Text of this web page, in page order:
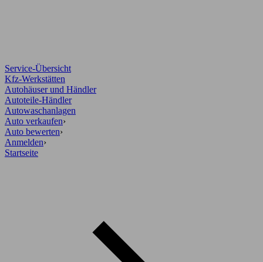
Service-Übersicht
Kfz-Werkstätten
Autohäuser und Händler
Autoteile-Händler
Autowaschanlagen
Auto verkaufen›
Auto bewerten›
Anmelden›
Startseite